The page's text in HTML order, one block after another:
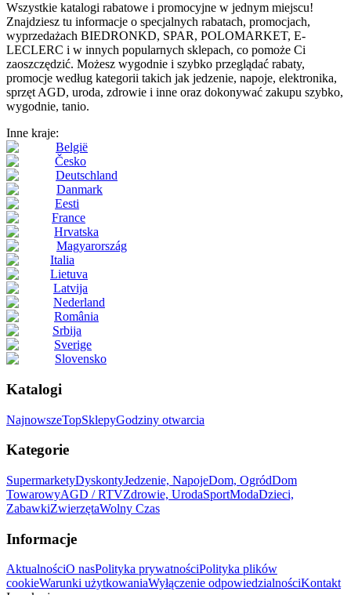
Wszystkie katalogi rabatowe i promocyjne w jednym miejscu!
Znajdziesz tu informacje o specjalnych rabatach, promocjach,
wyprzedażach BIEDRONKD, SPAR, POLOMARKET, E-
LECLERC i w innych popularnych sklepach, co pomoże Ci
zaoszczędzić. Możesz wygodnie i szybko przeglądać rabaty,
promocje według kategorii takich jak jedzenie, napoje, elektronika,
sprzęt AGD, uroda, zdrowie i inne oraz dokonywać zakupu szybko,
wygodnie, tanio.
Inne kraje:
België
Česko
Deutschland
Danmark
Eesti
France
Hrvatska
Magyarország
Italia
Lietuva
Latvija
Nederland
România
Srbija
Sverige
Slovensko
Katalogi
NajnowszeTopSklepyGodziny otwarcia
Kategorie
SupermarketyDyskontyJedzenie, NapojeDom, OgródDom
TowarowyAGD / RTVZdrowie, UrodaSportModaDzieci,
ZabawkiZwierzętaWolny Czas
Informacje
AktualnościO nasPolityka prywatnościPolityka plików
cookieWarunki użytkowaniaWyłączenie odpowiedzialnościKontakt